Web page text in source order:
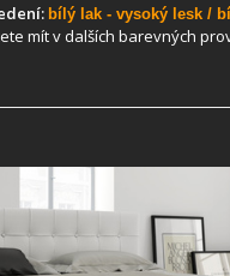
bílý lak - vysoký lesk /
mít v dalších barevných